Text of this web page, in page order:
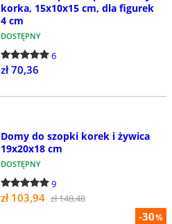
korka, 15x10x15 cm, dla figurek
4 cm
DOSTĘPNY
6
zł 70,36
-30%
Domy do szopki korek i żywica
19x20x18 cm
DOSTĘPNY
9
zł 103,94 zł 148,48